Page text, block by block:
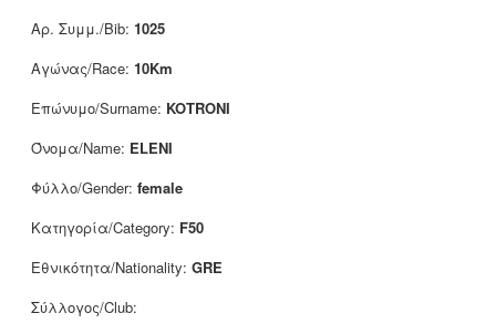
Αρ. Συμμ./Bib: 1025
Αγώνας/Race: 10Km
Επώνυμο/Surname: KOTRONI
Όνομα/Name: ELENI
Φύλλο/Gender: female
Κατηγορία/Category: F50
Εθνικότητα/Nationality: GRE
Σύλλογος/Club: